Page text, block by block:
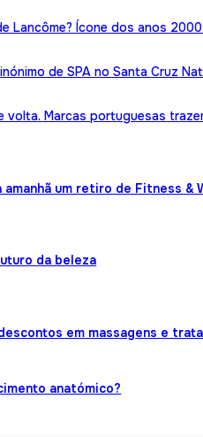
Lancôme? Ícone dos anos
de SPA no Santa Cruz
volta. Marcas portuguesas
um retiro de Fitness &
da beleza
em massagens e
anatómico?